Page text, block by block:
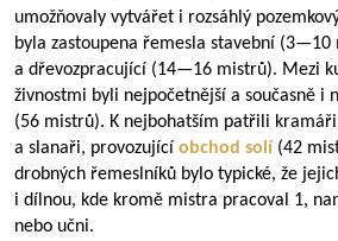
umožňovaly vytvářet i rozsáhlý
byla zastoupena řemesla stavební (3—10
a dřevozpracující (14—16 mistrů). Mezi
živnostmi byli nejpočetnější a současně i
(56 mistrů). K nejbohatším patřili
a slanaři, provozující obchod solí (42
drobných řemeslníků bylo typické, že
i dílnou, kde kromě mistra pracoval 1,
nebo učni.